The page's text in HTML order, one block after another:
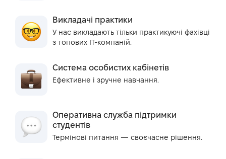
Викладачі практики
У нас викладають тільки практикуючі фахівці
з топових IT-компаній.
Система особистих кабінетів
Ефективне і зручне навчання.
Оперативна служба підтримки
студентів
Термінові питання — своєчасне рішення.